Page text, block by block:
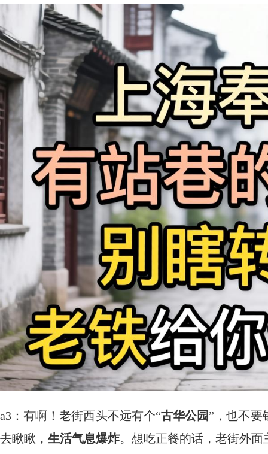
a3：有啊！老街西头不远有个“古华公园”，也不要
去瞅瞅， 生活气息爆炸。想吃正餐的话，老街外